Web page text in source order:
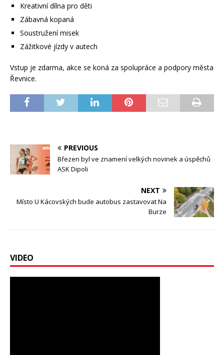
Kreativní dílna pro děti
Zábavná kopaná
Soustružení misek
Zážitkové jízdy v autech
Vstup je zdarma, akce se koná za spolupráce a podpory města
Řevnice.
PREVIOUS
Březen byl ve znamení velkých novinek a úspěchů
ASK Dipoli
NEXT
Místo U Kácovských bude autobus zastavovat Na
Burze
VIDEO